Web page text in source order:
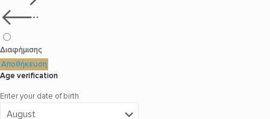
Διαφήμισης
Αποθήκευση
Age verification
Enter your date of birth